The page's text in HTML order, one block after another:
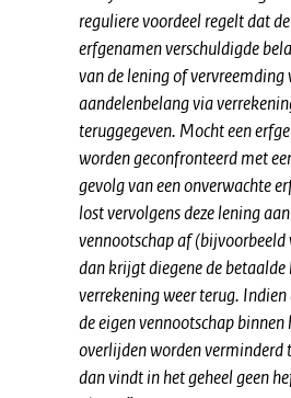
reguliere voordeel regelt dat
erfgenamen verschuldigde
van de lening of vervreemding
aandelenbelang via
teruggegeven. Mocht een
worden geconfronteerd met
gevolg van een onverwachte
lost vervolgens deze lening
vennootschap af (bijvoorbeeld
dan krijgt diegene de
verrekening weer terug. Indien
de eigen vennootschap
overlijden worden
dan vindt in het geheel geen